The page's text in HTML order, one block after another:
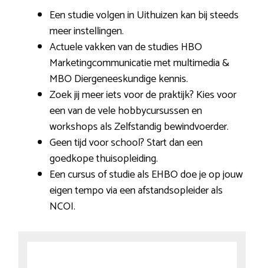
Een studie volgen in Uithuizen kan bij steeds
meer instellingen.
Actuele vakken van de studies HBO
Marketingcommunicatie met multimedia &
MBO Diergeneeskundige kennis.
Zoek jij meer iets voor de praktijk? Kies voor
een van de vele hobbycursussen en
workshops als Zelfstandig bewindvoerder.
Geen tijd voor school? Start dan een
goedkope thuisopleiding.
Een cursus of studie als EHBO doe je op jouw
eigen tempo via een afstandsopleider als
NCOI.